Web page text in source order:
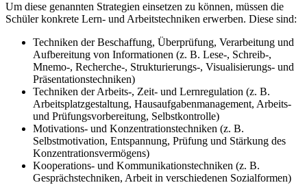
Um diese genannten Strategien einsetzen zu können, müssen die
Schüler konkrete Lern- und Arbeitstechniken erwerben. Diese sind:
Techniken der Beschaffung, Überprüfung, Verarbeitung und
Aufbereitung von Informationen (z. B. Lese-, Schreib-,
Mnemo-, Recherche-, Strukturierungs-, Visualisierungs- und
Präsentationstechniken)
Techniken der Arbeits-, Zeit- und Lernregulation (z. B.
Arbeitsplatzgestaltung, Hausaufgabenmanagement, Arbeits-
und Prüfungsvorbereitung, Selbstkontrolle)
Motivations- und Konzentrationstechniken (z. B.
Selbstmotivation, Entspannung, Prüfung und Stärkung des
Konzentrationsvermögens)
Kooperations- und Kommunikationstechniken (z. B.
Gesprächstechniken, Arbeit in verschiedenen Sozialformen)